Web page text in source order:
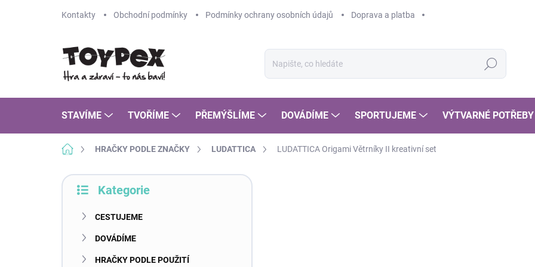
Kontakty Obchodní podmínky Podmínky ochrany osobních údajů Doprava a platba
Hledat
STAVÍME TVOŘÍME PŘEMÝŠLÍME DOVÁDÍME SPORTUJEME VÝTVARNÉ
Domů HRAČKY PODLE ZNAČKY LUDATTICA LUDATTICA Origami Větrníky II kreativní set
P
Kategorie
CESTUJEME
DOVÁDÍME
HRAČKY PODLE POUŽITÍ